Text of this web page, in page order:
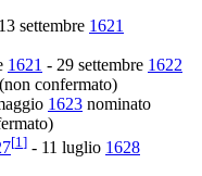
settembre 1621
1621 - 29 settembre 1622
confermato)
1623 nominato
[1 ] - 11 luglio 1628